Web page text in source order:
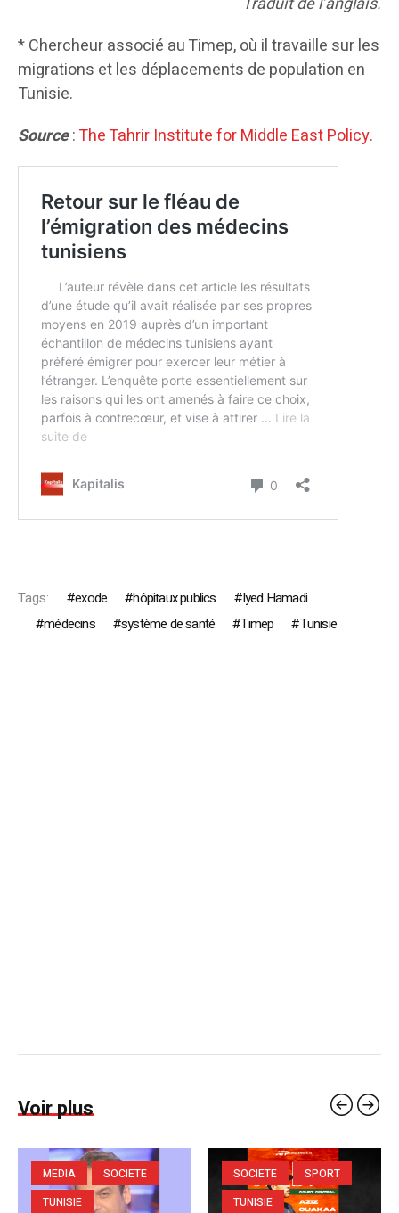
* Chercheur associé au Timep, où il travaille sur les
migrations et les déplacements de population en
Tunisie.
Source:The Tahrir Institute for Middle East Policy.
Tags: exode hôpitaux publics
Iyed Hamadi
médecins
système de santé Timep Tunisie
Voir plus
MEDIA
SOCIETE
TUNISIE
SOCIETE
SPORT
TUNISIE